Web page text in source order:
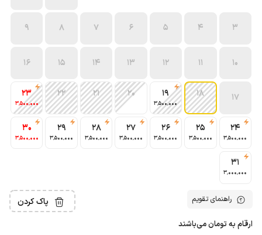
3
4
5
6
7
8
9
10
11
12
13
14
15
16
17
18
19
3٬500٬000
20
21
22
23
3٬500٬000
24
3٬500٬000
25
3٬500٬000
26
3٬500٬000
27
3٬500٬000
28
3٬500٬000
29
3٬500٬000
30
3٬500٬000
31
3٬000٬000
راهنمای تقویم پاک کردن
ارقام به تومان می‌باشند